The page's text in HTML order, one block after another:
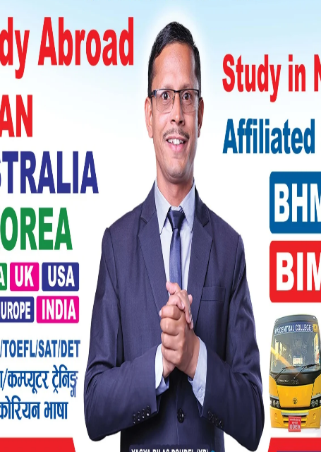
महिलाहरुले आफूहरुलाई प्राकृतिक गन्ध आउने
महिलाका बारेमा यस्तै प्रकारको राय व्यक्त
यो पनि भने कि, कुनै जोडीको सम्बन्ध टुट्नुमा
। खराब स्मेलका कारण उनीहरु एन्जोय गर्न